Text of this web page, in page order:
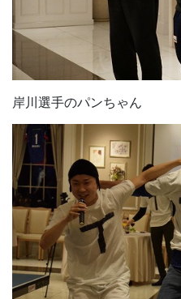
岸川選手のパンちゃん